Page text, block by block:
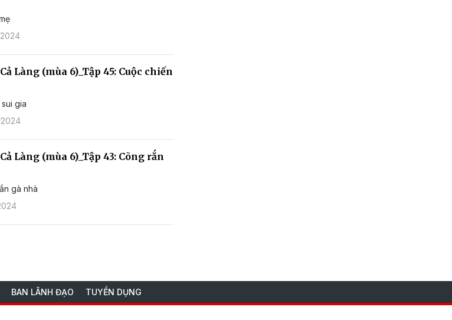
Làng (mùa 6)_Tập 45: Cuộc chiến
gia
Làng (mùa 6)_Tập 43: Cõng rắn
gà nhà
BAN LÃNH ĐẠO TUYỂN DỤNG